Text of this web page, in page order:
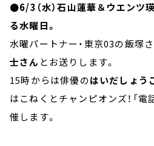
●6/3（水）石山蓮華＆ウエンツ
る水曜日。
水曜パートナー・東京03の飯塚
士さん とお送りします。
15時からは俳優のはいだしょう
はこねくとチャンピオンズ！「
催します。